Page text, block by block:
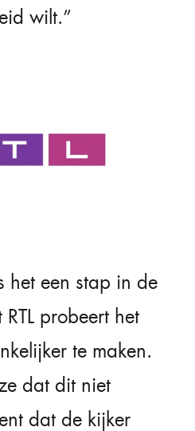
wilt.”
het een stap in de
probeert het
te maken.
dat dit niet
dat de kijker